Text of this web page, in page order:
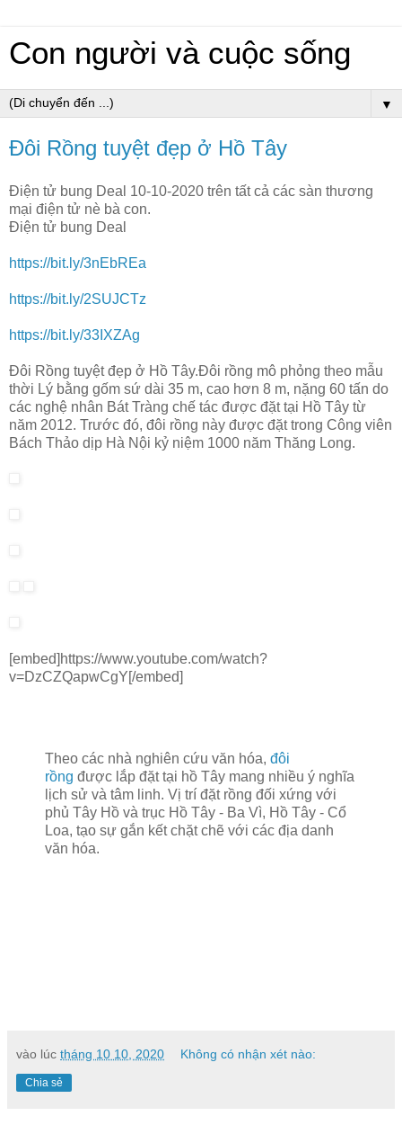
Con người và cuộc sống
▼
Đôi Rồng tuyệt đẹp ở Hồ Tây
Điện tử bung Deal 10-10-2020 trên tất cả các sàn thương
mại điện tử nè bà con.
Điện tử bung Deal
https://bit.ly/3nEbREa
https://bit.ly/2SUJCTz
https://bit.ly/33IXZAg
Đôi Rồng tuyệt đẹp ở Hồ Tây.Đôi rồng mô phỏng theo mẫu
thời Lý bằng gốm sứ dài 35 m, cao hơn 8 m, nặng 60 tấn do
các nghệ nhân Bát Tràng chế tác được đặt tại Hồ Tây từ
năm 2012. Trước đó, đôi rồng này được đặt trong Công viên
Bách Thảo dịp Hà Nội kỷ niệm 1000 năm Thăng Long.
[embed]https://www.youtube.com/watch?
v=DzCZQapwCgY[/embed]
Theo các nhà nghiên cứu văn hóa, đôi
rồng được lắp đặt tại hồ Tây mang nhiều ý nghĩa
lịch sử và tâm linh. Vị trí đặt rồng đối xứng với
phủ Tây Hồ và trục Hồ Tây - Ba Vì, Hồ Tây - Cổ
Loa, tạo sự gắn kết chặt chẽ với các địa danh
văn hóa.
vào lúc tháng 10 10, 2020 Không có nhận xét nào:
Chia sẻ